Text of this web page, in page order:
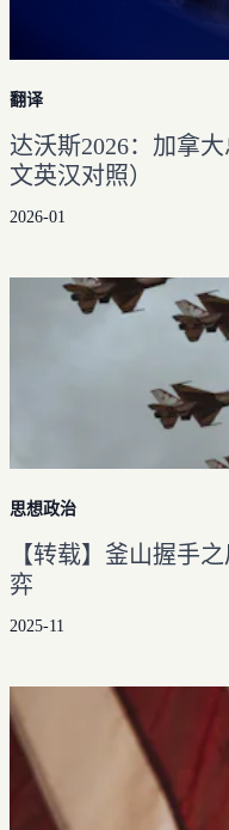
翻译
达沃斯2026：加拿
文英汉对照）
2026-01
思想政治
【转载】釜山握手
弈
2025-11